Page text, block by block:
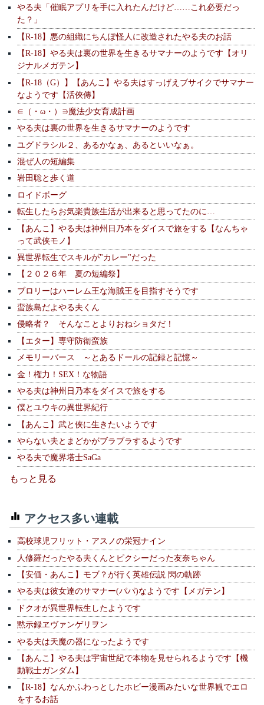
やる夫「催眠アプリを手に入れたんだけど……これ必要だっ
た？」
【R-18】悪の組織にちんぽ怪人に改造されたやる夫のお話
【R-18】やる夫は裏の世界を生きるサマナーのようです【オリ
ジナルメガテン】
【R-18（G）】【あんこ】やる夫はすっげえブサイクでサマナー
なようです【活俠傳】
∈（・ω・）∋魔法少女育成計画
やる夫は裏の世界を生きるサマナーのようです
ユグドラシル２、あるかなぁ、あるといいなぁ。
混ぜ人の短編集
岩田聡と歩く道
ロイドボーグ
転生したらお気楽貴族生活が出来ると思ってたのに…
【あんこ】やる夫は神州日乃本をダイスで旅をする【なんちゃ
って武侠モノ】
異世界転生でスキルが"カレー"だった
【２０２６年 夏の短編祭】
ブロリーはハーレム王な海賊王を目指すそうです
蛮族島だよやる夫くん
侵略者？ そんなことよりおねショタだ！
【エター】専守防衛蛮族
メモリーバース ～とあるドールの記録と記憶～
金！権力！SEX！な物語
やる夫は神州日乃本をダイスで旅をする
僕とユウキの異世界紀行
【あんこ】武と侠に生きたいようです
やらない夫とまどかがブラブラするようです
やる夫で魔界塔士SaGa
もっと見る
アクセス多い連載
高校球児フリット・アスノの栄冠ナイン
人修羅だったやる夫くんとピクシーだった友奈ちゃん
【安価・あんこ】モブ？が行く英雄伝説 閃の軌跡
やる夫は彼女達のサマナー(パパ)なようです【メガテン】
ドクオが異世界転生したようです
黙示録ヱヴァンゲリヲン
やる夫は天魔の器になったようです
【あんこ】やる夫は宇宙世紀で本物を見せられるようです【機
動戦士ガンダム】
【R-18】なんかふわっとしたホビー漫画みたいな世界観でエロ
をするお話